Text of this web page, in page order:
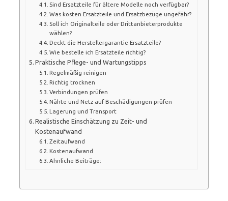
Sind Ersatzteile für ältere Modelle noch verfügbar?
Was kosten Ersatzteile und Ersatzbezüge ungefähr?
Soll ich Originalteile oder Drittanbieterprodukte
wählen?
Deckt die Herstellergarantie Ersatzteile?
Wie bestelle ich Ersatzteile richtig?
Praktische Pflege- und Wartungstipps
Regelmäßig reinigen
Richtig trocknen
Verbindungen prüfen
Nähte und Netz auf Beschädigungen prüfen
Lagerung und Transport
Realistische Einschätzung zu Zeit- und
Kostenaufwand
Zeitaufwand
Kostenaufwand
Ähnliche Beiträge: